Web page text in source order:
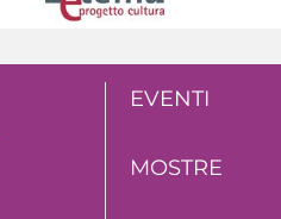
EVENTI
MOSTRE